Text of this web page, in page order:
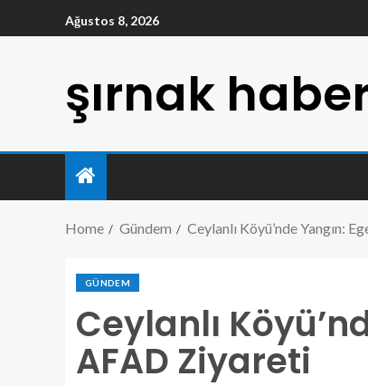
Ağustos 8, 2026
şırnak
Home Gündem Ceylanlı Köyü’nde Yangın:
GÜNDEM
Ceylanlı
AFAD Ziyareti